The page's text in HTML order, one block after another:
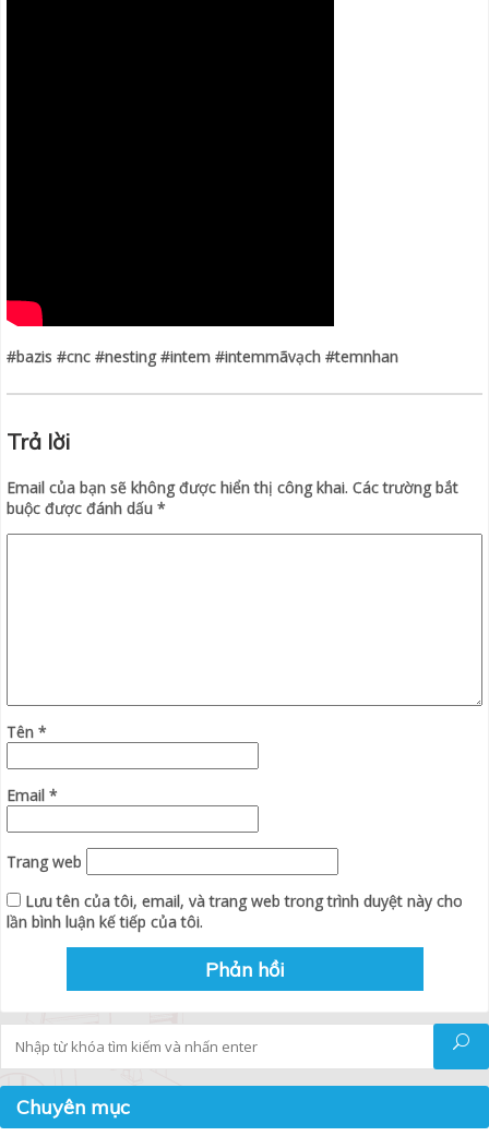
#bazis #cnc #nesting #intem #intemmãvạch #temnhan
Trả lời
Email của bạn sẽ không được hiển thị công khai. Các trường bắt
buộc được đánh dấu *
Tên *
Email *
Trang web
Lưu tên của tôi, email, và trang web trong trình duyệt này cho
lần bình luận kế tiếp của tôi.
Chuyên mục